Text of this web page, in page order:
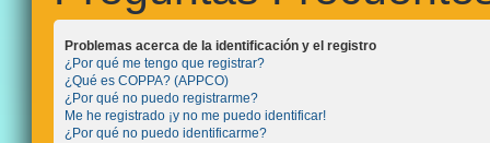
Problemas acerca de la identificación y el registro
¿Por qué me tengo que registrar?
¿Qué es COPPA? (APPCO)
¿Por qué no puedo registrarme?
Me he registrado ¡y no me puedo identificar!
¿Por qué no puedo identificarme?